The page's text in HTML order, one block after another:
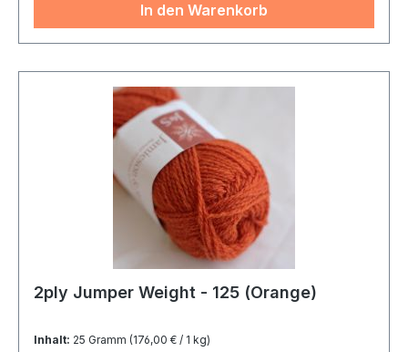
In den Warenkorb
2ply Jumper Weight - 125 (Orange)
Inhalt: 25 Gramm (176,00 € / 1 kg)